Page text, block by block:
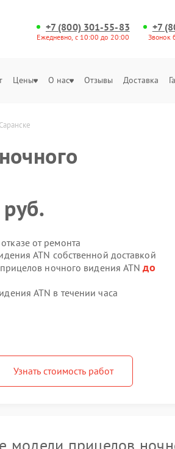
+7 (800) 301-55-83
Ежедневно, с 10:00 до 20:00
+7
Звонок
Цены О нас Отзывы Доставка
от ремонта
ATN собственной доставкой
ночного видения ATNдо
ATN в течении часа
Узнать стоимость работ